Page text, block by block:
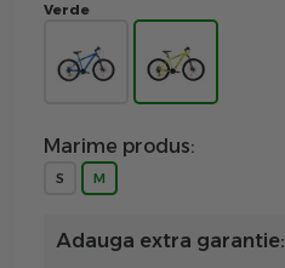
Verde
Marime produs:
S M
Adauga extra garantie: